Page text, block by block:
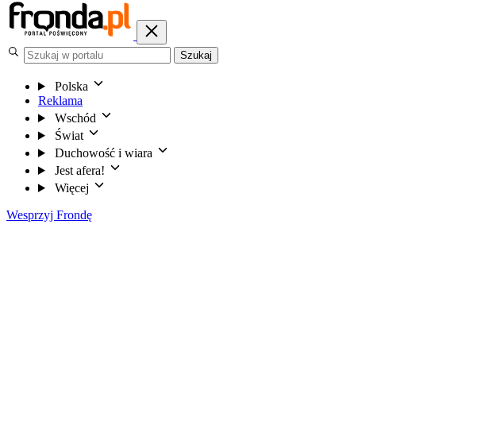
Szukaj
Polska
Reklama
Wschód
Świat
Duchowość i wiara
Jest afera!
Więcej
Wesprzyj Frondę